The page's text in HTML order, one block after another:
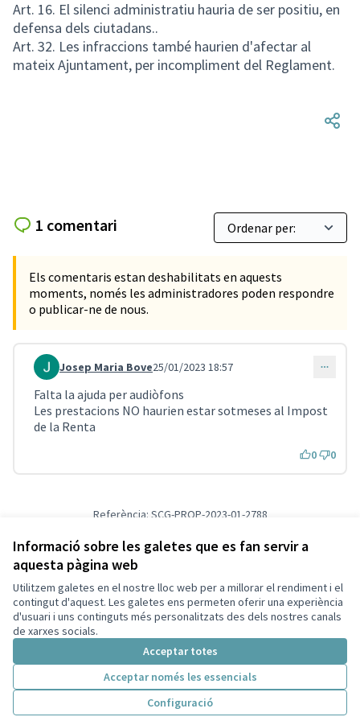
Informació sobre les galetes que es fan servir a
aquesta pàgina web
Utilitzem galetes en el nostre lloc web per a millorar el rendiment i el
contingut d'aquest. Les galetes ens permeten oferir una experiència
d'usuari i uns continguts més personalitzats des dels nostres canals
de xarxes socials.
Acceptar totes
Acceptar només les essencials
Configuració
Art. 16. El silenci administratiu hauria de ser positiu, en
defensa dels ciutadans..
Art. 32. Les infraccions també haurien d'afectar al
mateix Ajuntament, per incompliment del Reglament.
1 comentari
Els comentaris estan deshabilitats en aquests
moments, només les administradores poden respondre
o publicar-ne de nous.
Comentari 1783
Josep Maria Bove25/01/2023 18:57
Falta la ajuda per audiòfons
Les prestacions NO haurien estar sotmeses al Impost
de la Renta
0 0
Referència: SCG-PROP-2023-01-2788
Verifica l'empremta digital
Termes i condicions d'ús
Configuració de les galetes
Decidim Sant Cugat a X
(Enllaç extern)
Decidim Sant Cugat a Facebook
Decidim Sant Cugat a Instagram
Decidim Sant Cugat a GitHub
(Enllaç extern)
Web creada ambprogramari lliure .
Amb
(Enllaç